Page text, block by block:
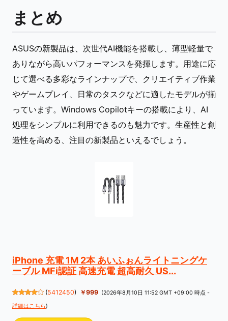
まとめ
ASUSの新製品は、次世代AI機能を搭載し、薄型軽量で
ありながら高いパフォーマンスを発揮します。用途に応
じて選べる多彩なラインナップで、クリエイティブ作業
やゲームプレイ、日常のタスクなどに適したモデルが揃
っています。Windows Copilotキーの搭載により、AI
処理をシンプルに利用できるのも魅力です。生産性と創
造性を高める、注目の新製品といえるでしょう。
iPhone 充電 1M 2本 あいふぉんライトニングケ
ーブル MFi認証 高速充電 超高耐久 US...
(5412450) ￥999 (2026年8月10日 11:52 GMT +09:00 時点 -
詳細はこちら)